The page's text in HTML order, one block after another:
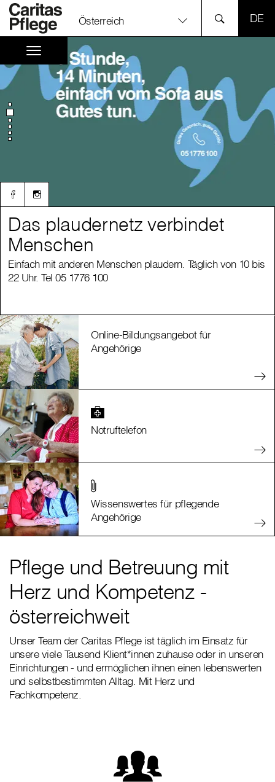
Österreich
Das plaudernetz verbindet
Menschen
Einfach mit anderen Menschen plaudern. Täglich von 10 bis
22 Uhr. Tel 05 1776 100
Das plaudernetz verbindet
Menschen
Einfach mit anderen Menschen plaudern. Täglich von 10 bis
22 Uhr. Tel 05 1776 100
Online-Bildungsangebot für
Angehörige
Notruftelefon
Wissenswertes für pflegende
Angehörige
Pflege und Betreuung mit
Herz und Kompetenz -
österreichweit
Unser Team der Caritas Pflege ist täglich im Einsatz für
unsere viele Tausend Klient*innen zuhause oder in unseren
Einrichtungen - und ermöglichen ihnen einen lebenswerten
und selbstbestimmten Alltag. Mit Herz und
Fachkompetenz.